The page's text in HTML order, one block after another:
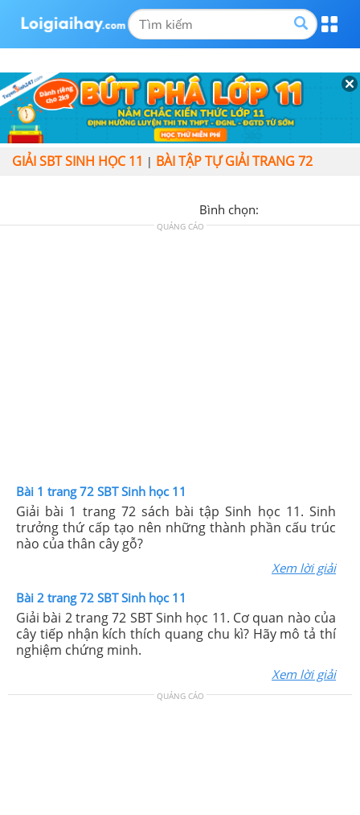
GIẢI SBT SINH HỌC 11 | BÀI TẬP TỰ GIẢI TRANG 72
Bình chọn:
QUẢNG CÁO
Bài 1 trang 72 SBT Sinh học 11
Giải bài 1 trang 72 sách bài tập Sinh học 11. Sinh
trưởng thứ cấp tạo nên những thành phần cấu trúc
nào của thân cây gỗ?
Xem lời giải
Bài 2 trang 72 SBT Sinh học 11
Giải bài 2 trang 72 SBT Sinh học 11. Cơ quan nào của
cây tiếp nhận kích thích quang chu kì? Hãy mô tả thí
nghiệm chứng minh.
Xem lời giải
QUẢNG CÁO